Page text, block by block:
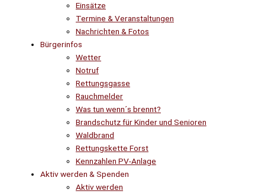
Einsätze
Termine & Veranstaltungen
Nachrichten & Fotos
Bürgerinfos
Wetter
Notruf
Rettungsgasse
Rauchmelder
Was tun wenn´s brennt?
Brandschutz für Kinder und Senioren
Waldbrand
Rettungskette Forst
Kennzahlen PV-Anlage
Aktiv werden & Spenden
Aktiv werden